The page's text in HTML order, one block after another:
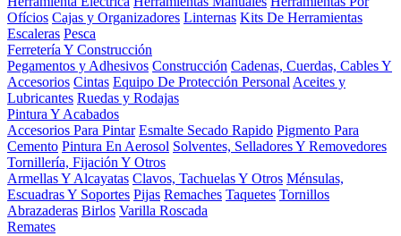
Ofícios Cajas y Organizadores Linternas Kits De Herramientas
Escaleras Pesca
Ferretería Y Construcción
Pegamentos y Adhesivos Construcción Cadenas, Cuerdas, Cables Y
Accesorios Cintas Equipo De Protección Personal Aceites y
Lubricantes Ruedas y Rodajas
Pintura Y Acabados
Accesorios Para Pintar Esmalte Secado Rapido Pigmento Para
Cemento Pintura En Aerosol Solventes, Selladores Y Removedores
Tornillería, Fijación Y Otros
Armellas Y Alcayatas Clavos, Tachuelas Y Otros Ménsulas,
Escuadras Y Soportes Pijas Remaches Taquetes Tornillos
Abrazaderas Birlos Varilla Roscada
Remates